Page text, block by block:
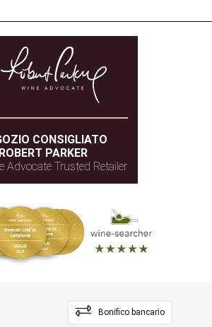
CONSIGLIATO
PARKER
Advocate Trusted Retailer
Bonifico bancario